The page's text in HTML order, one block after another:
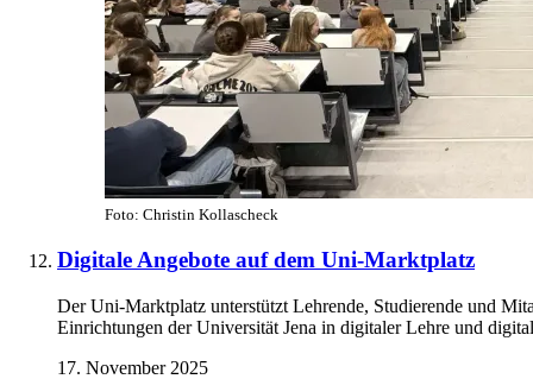
Foto: Christin Kollascheck
Digitale Angebote auf dem Uni-Marktplatz
Der Uni-Marktplatz unterstützt Lehrende, Studierende und
Einrichtungen der Universität Jena in digitaler Lehre und
17. November 2025